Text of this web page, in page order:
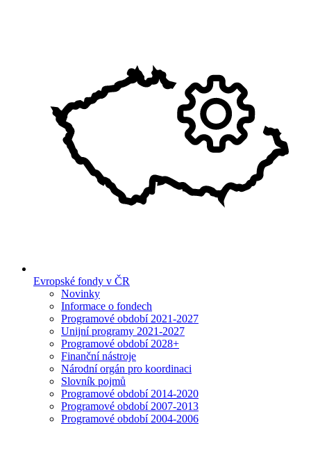
Evropské fondy v ČR
Novinky
Informace o fondech
Programové období 2021-2027
Unijní programy 2021-2027
Programové období 2028+
Finanční nástroje
Národní orgán pro koordinaci
Slovník pojmů
Programové období 2014-2020
Programové období 2007-2013
Programové období 2004-2006